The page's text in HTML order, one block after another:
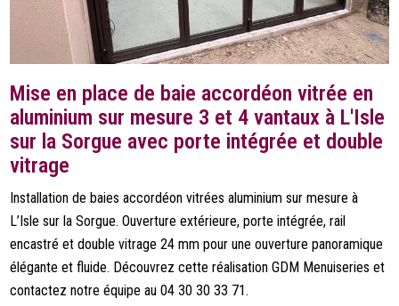
Mise en place de baie accordéon vitrée en
aluminium sur mesure 3 et 4 vantaux à L'Isle
sur la Sorgue avec porte intégrée et double
vitrage
Installation de baies accordéon vitrées aluminium sur mesure à
L’Isle sur la Sorgue. Ouverture extérieure, porte intégrée, rail
encastré et double vitrage 24 mm pour une ouverture panoramique
élégante et fluide. Découvrez cette réalisation GDM Menuiseries et
contactez notre équipe au 04 30 30 33 71.